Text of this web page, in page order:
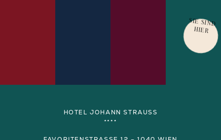
SIE SIND
HIER
HOTEL JOHANN STRAUSS
****